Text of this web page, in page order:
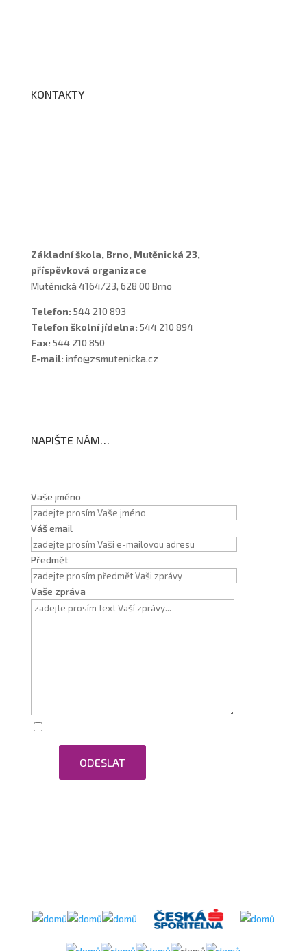
KONTAKTY
Základní škola, Brno, Mutěnická 23,
příspěvková organizace
Mutěnická 4164/23, 628 00 Brno
Telefon: 544 210 893
Telefon školní jídelna: 544 210 894
Fax: 544 210 850
E-mail: info@zsmutenicka.cz
NAPIŠTE NÁM…
Vaše jméno
Váš email
Předmět
Vaše zpráva
ODESLAT